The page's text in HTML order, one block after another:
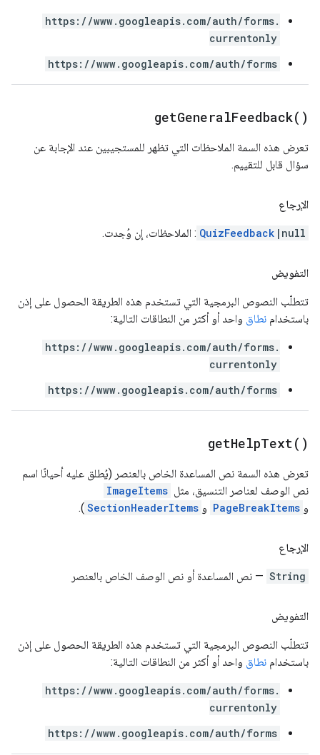
https://www.googleapis.com/auth/forms.
currentonly
https://www.googleapis.com/auth/forms
getGeneralFeedback( )
تعرض هذه السمة الملاحظات التي تظهر للمستجيبين عند الإجابة عن
سؤال قابل للتقييم.
الإرجاع
QuizFeedback |null : الملاحظات، إن وُجدت.
التفويض
تتطلّب النصوص البرمجية التي تستخدم هذه الطريقة الحصول على إذن
باستخدام نطاق واحد أو أكثر من النطاقات التالية:
https://www.googleapis.com/auth/forms.
currentonly
https://www.googleapis.com/auth/forms
getHelpText( )
تعرض هذه السمة نص المساعدة الخاص بالعنصر (يُطلق عليه أحيانًا اسم
نص الوصف لعناصر التنسيق، مثل ImageItems
و PageBreakItems و SectionHeaderItems
).
الإرجاع
String — نص المساعدة أو نص الوصف الخاص بالعنصر
التفويض
تتطلّب النصوص البرمجية التي تستخدم هذه الطريقة الحصول على إذن
باستخدام نطاق واحد أو أكثر من النطاقات التالية:
https://www.googleapis.com/auth/forms.
currentonly
https://www.googleapis.com/auth/forms